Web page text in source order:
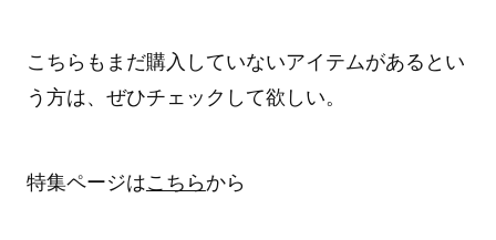
こちらもまだ購入していないアイテムがあるとい
う方は、ぜひチェックして欲しい。
特集ページはこちらから